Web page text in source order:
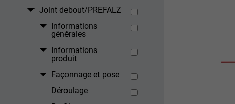
Joint debout/PREFALZ
Informations
générales
Informations
produit
Façonnage et pose
Déroulage